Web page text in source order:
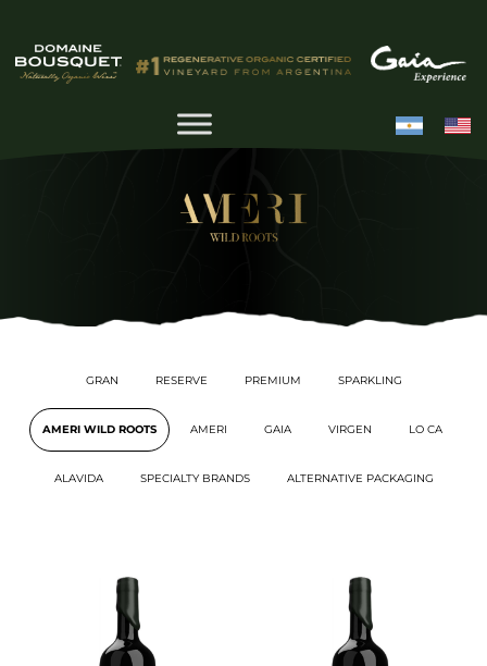
GRAN RESERVE PREMIUM SPARKLING
AMERI WILD ROOTS AMERI GAIA VIRGEN LO CA
ALAVIDA SPECIALTY BRANDS ALTERNATIVE PACKAGING